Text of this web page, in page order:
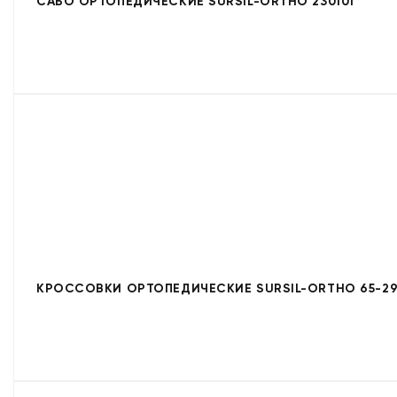
КРОССОВКИ ОРТОПЕДИЧЕСКИЕ SURSIL-ORTHO 65-